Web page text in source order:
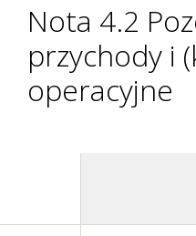
Nota 4.2
przychody i
operacyjne